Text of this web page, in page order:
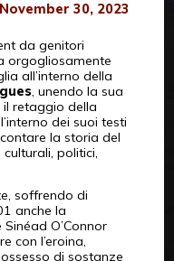
November 30, 2023
da genitori
orgogliosamente
all’interno della
, unendo la sua
il retaggio della
dei suoi testi
la storia del
politici,
soffrendo di
anche la
O’Connor
con l’eroina,
di sostanze